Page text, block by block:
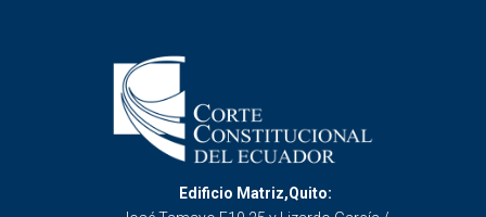
Edificio Matriz,Quito: